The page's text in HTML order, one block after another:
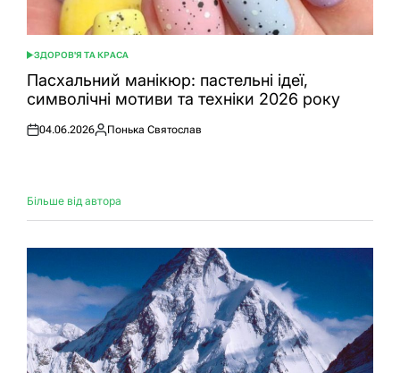
ОПУБЛІКУВАТИ
У
ЗДОРОВ'Я ТА КРАСА
Пасхальний манікюр: пастельні ідеї,
символічні мотиви та техніки 2026 року
Оприлюднено
04.06.2026
Опубліковано
Понька Святослав
Більше від автора